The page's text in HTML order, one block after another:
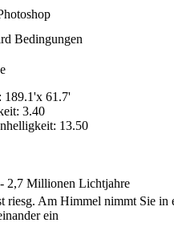
Bedingungen
189.1'x 61.7'
3.40
13.50
2,7 Millionen Lichtjahre
riesg. Am Himmel nimmt Sie in
ein